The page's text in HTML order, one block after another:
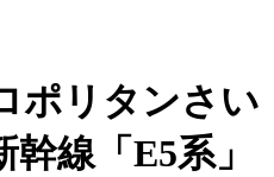
ポリタンさい
線「E5系」